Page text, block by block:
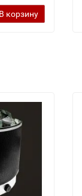
В корзину